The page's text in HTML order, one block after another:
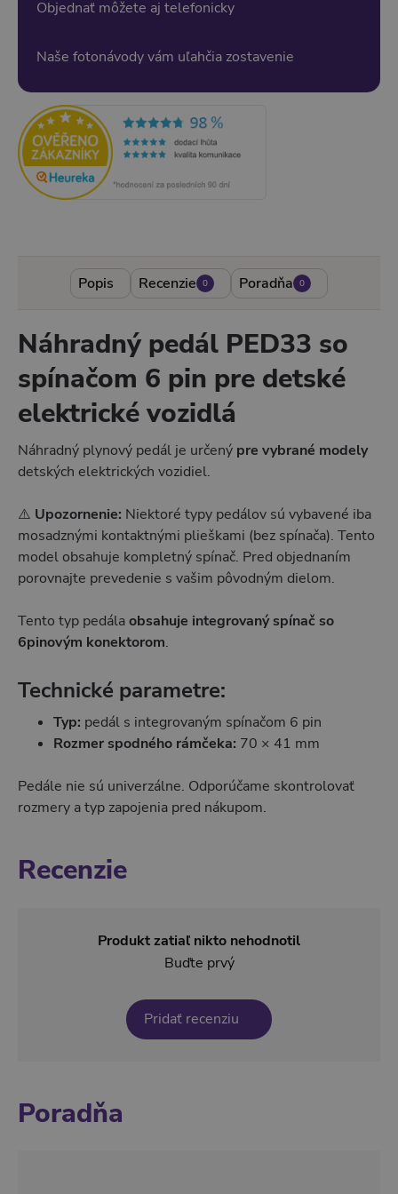
Objednať môžete aj telefonicky
Naše fotonávody vám uľahčia zostavenie
Popis Recenzie 0 Poradňa 0
Náhradný pedál PED33 so
spínačom 6 pin pre detské
elektrické vozidlá
Náhradný plynový pedál je určený pre vybrané modely
detských elektrických vozidiel.
⚠️ Upozornenie: Niektoré typy pedálov sú vybavené iba
mosadznými kontaktnými plieškami (bez spínača). Tento
model obsahuje kompletný spínač. Pred objednaním
porovnajte prevedenie s vašim pôvodným dielom.
Tento typ pedálaobsahuje integrovaný spínač so
6pinovým konektorom.
Technické parametre:
Typ: pedál s integrovaným spínačom 6 pin
Rozmer spodného rámčeka: 70 × 41 mm
Pedále nie sú univerzálne. Odporúčame skontrolovať
rozmery a typ zapojenia pred nákupom.
Recenzie
Produkt zatiaľ nikto nehodnotil
Buďte prvý
Pridať recenziu
Poradňa